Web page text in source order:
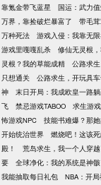
靠氪金带飞蓝星
国运：武力
万界，靠捡破烂暴富了
带毛
万种死法
游戏入侵：我靠无限
游戏里嘎嘎乱杀
修仙无灵根
灵根？我的草能成精
公路求
只想通关
公路求生，开玩具
神
末日开局：我成欧皇一路
飞
禁忌游戏TABOO 求生游
怖游戏NPC
技能书难爆？那
开始统治世界
燃烧吧！这该死
殿！
荒岛求生，我一个人穿越
要
全球净化：我的系统是神骸
我能抽取每日礼包
NBA：开